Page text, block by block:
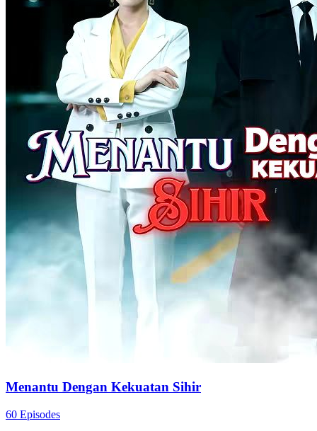
Menantu Dengan Kekuatan Sihir
60 Episodes